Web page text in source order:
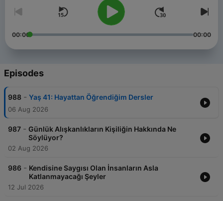
00:00 00:00
Episodes
988 - Yaş 41: Hayattan Öğrendiğim Dersler
06 Aug 2026
987 - Günlük Alışkanlıkların Kişiliğin Hakkında Ne
Söylüyor?
02 Aug 2026
986 - Kendisine Saygısı Olan İnsanların Asla
Katlanmayacağı Şeyler
12 Jul 2026